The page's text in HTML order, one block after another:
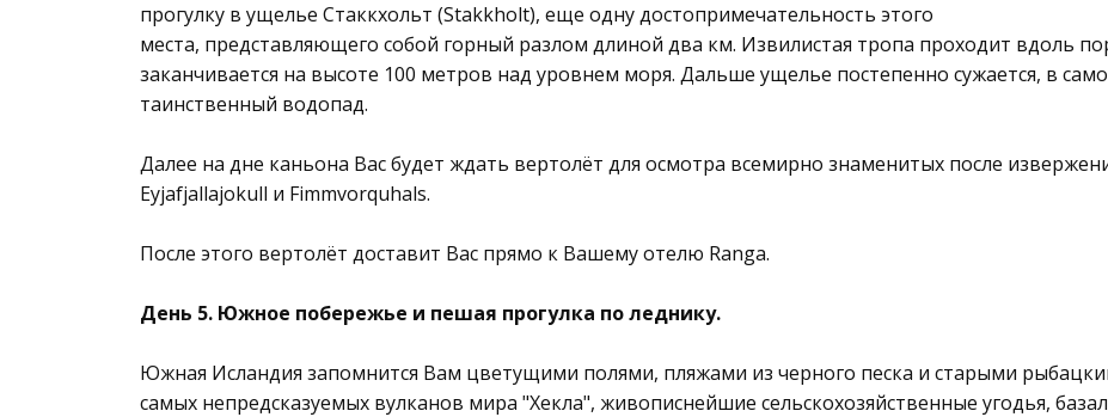
прогулку в ущелье Стаккхольт (Stakkholt), еще одну достопримечательность этого
места, представляющего собой горный разлом длиной два км. Извилистая тропа проходит вдоль
заканчивается на высоте 100 метров над уровнем моря. Дальше ущелье постепенно сужается, в
таинственный водопад.
Далее на дне каньона Вас будет ждать вертолёт для осмотра всемирно знаменитых после
Eyjafjallajokull и Fimmvorquhals.
После этого вертолёт доставит Вас прямо к Вашему отелю Ranga.
День 5. Южное побережье и пешая прогулка по леднику.
Южная Исландия запомнится Вам цветущими полями, пляжами из черного песка и старыми
самых непредсказуемых вулканов мира "Хекла", живописнейшие сельскохозяйственные угодья,